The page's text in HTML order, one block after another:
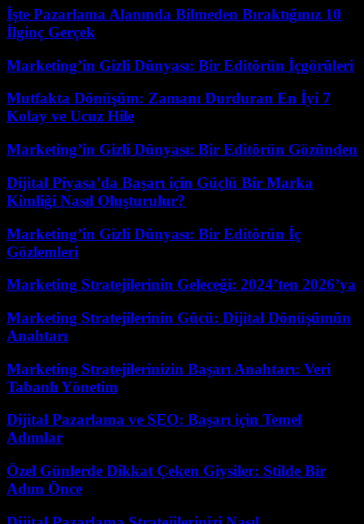
İşte Pazarlama Alanında Bilmeden Bıraktığınız 10
İlginç Gerçek
Marketing’in Gizli Dünyası: Bir Editörün İçgörüleri
Mutfakta Dönüşüm: Zamanı Durduran En İyi 7
Kolay ve Ucuz Hile
Marketing’in Gizli Dünyası: Bir Editörün Gözünden
Dijital Piyasa’da Başarı için Güçlü Bir Marka
Kimliği Nasıl Oluşturulur?
Marketing’in Gizli Dünyası: Bir Editörün İç
Gözlemleri
Marketing Stratejilerinin Geleceği: 2024’ten 2026’ya
Marketing Stratejilerinin Gücü: Dijital Dönüşümün
Anahtarı
Marketing Stratejilerinizin Başarı Anahtarı: Veri
Tabanlı Yönetim
Dijital Pazarlama ve SEO: Başarı için Temel
Adımlar
Özel Günlerde Dikkat Çeken Giysiler: Stilde Bir
Adım Önce